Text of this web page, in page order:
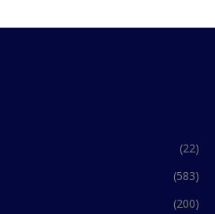
(22)
(583)
(200)